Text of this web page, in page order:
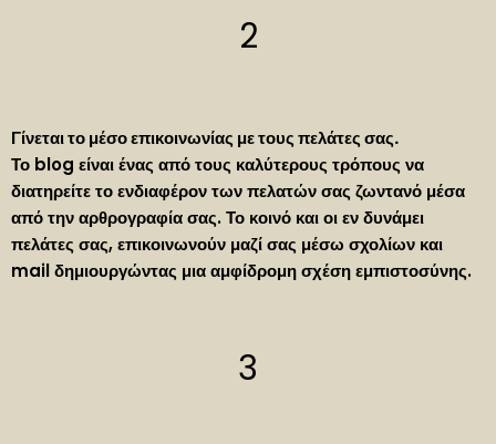
2
Γίνεται το μέσο επικοινωνίας με τους πελάτες σας.
Το blog είναι ένας από τους καλύτερους τρόπους να
διατηρείτε το ενδιαφέρον των πελατών σας ζωντανό μέσα
από την αρθρογραφία σας. Το κοινό και οι εν δυνάμει
πελάτες σας, επικοινωνούν μαζί σας μέσω σχολίων και
mail δημιουργώντας μια αμφίδρομη σχέση εμπιστοσύνης.
3